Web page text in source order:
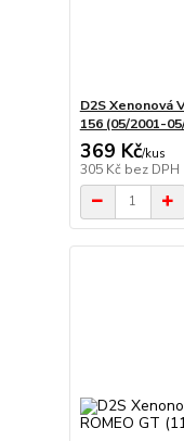
D2S Xenonová
156 (05/2001-
369 Kč/kus
305 Kč bez DPH